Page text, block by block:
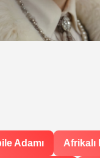
Adamı Afrikalı